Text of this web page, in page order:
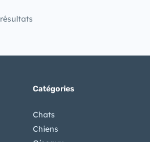
résultats
Catégories
Chats
Chiens